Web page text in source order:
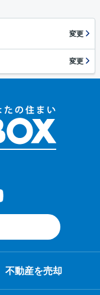
変更
変更
不動産を売却